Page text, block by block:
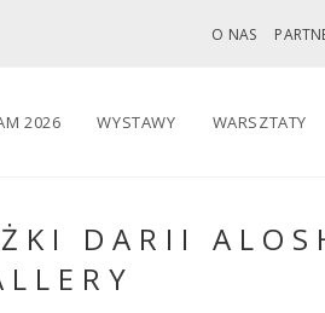
O NAS
2026 WYSTAWY WARSZTATY
DARII